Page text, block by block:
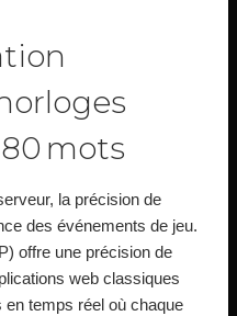
mots
la précision de
des événements de jeu.
offre une précision de
web classiques
temps réel où chaque